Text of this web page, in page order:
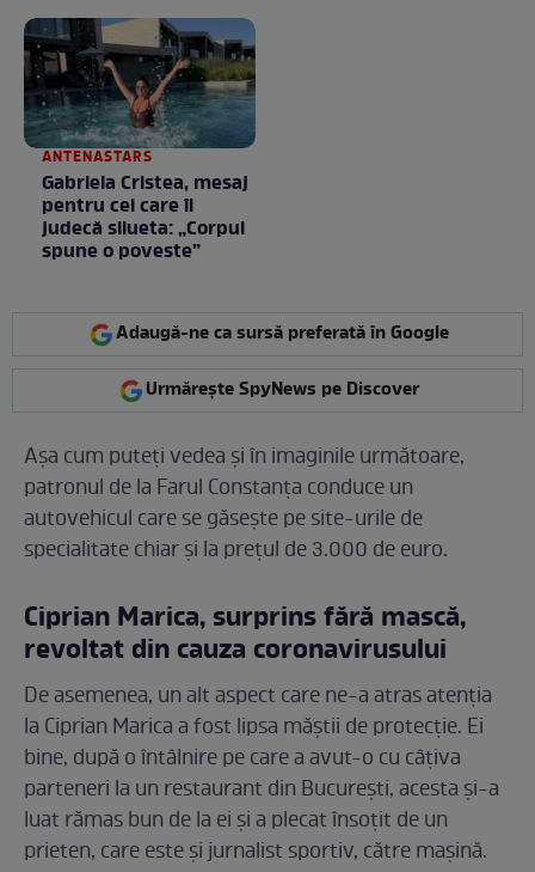
ANTENASTARS
Gabriela Cristea, mesaj
pentru cei care îi
judecă silueta: „Corpul
spune o poveste”
Adaugă-ne ca sursă preferată în Google
Urmărește SpyNews pe Discover
Așa cum puteți vedea și în imaginile următoare,
patronul de la Farul Constanța conduce un
autovehicul care se găsește pe site-urile de
specialitate chiar și la prețul de 3.000 de euro.
Ciprian Marica, surprins fără mască,
revoltat din cauza coronavirusului
De asemenea, un alt aspect care ne-a atras atenția
la Ciprian Marica a fost lipsa măștii de protecție. Ei
bine, după o întâlnire pe care a avut-o cu câțiva
parteneri la un restaurant din București, acesta și-a
luat rămas bun de la ei și a plecat însoțit de un
prieten, care este și jurnalist sportiv, către mașină.